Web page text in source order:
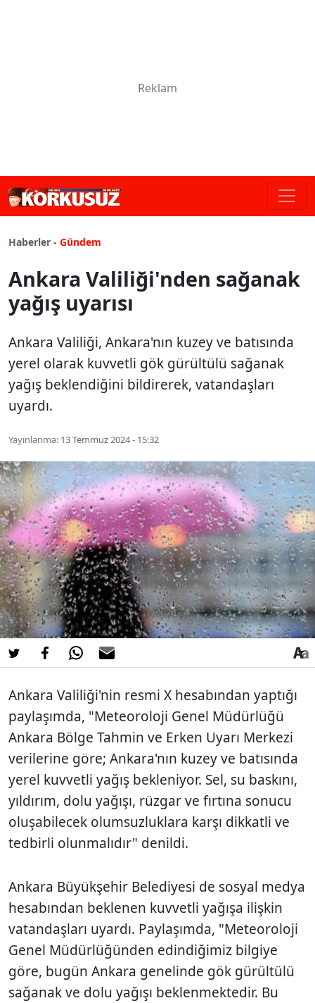
Haberler - Gündem
Ankara Valiliği'nden sağanak
yağış uyarısı
Ankara Valiliği, Ankara'nın kuzey ve batısında
yerel olarak kuvvetli gök gürültülü sağanak
yağış beklendiğini bildirerek, vatandaşları
uyardı.
Yayınlanma: 13 Temmuz 2024 - 15:32
Ankara Valiliği'nin resmi X hesabından yaptığı
paylaşımda, "Meteoroloji Genel Müdürlüğü
Ankara Bölge Tahmin ve Erken Uyarı Merkezi
verilerine göre; Ankara'nın kuzey ve batısında
yerel kuvvetli yağış bekleniyor. Sel, su baskını,
yıldırım, dolu yağışı, rüzgar ve fırtına sonucu
oluşabilecek olumsuzluklara karşı dikkatli ve
tedbirli olunmalıdır" denildi.
Ankara Büyükşehir Belediyesi de sosyal medya
hesabından beklenen kuvvetli yağışa ilişkin
vatandaşları uyardı. Paylaşımda, "Meteoroloji
Genel Müdürlüğünden edindiğimiz bilgiye
göre, bugün Ankara genelinde gök gürültülü
sağanak ve dolu yağışı beklenmektedir. Bu